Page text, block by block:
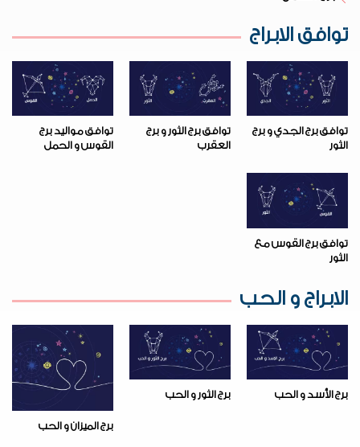
توافق الابراج
توافق برج الجدي و برج
الثور
توافق برج الثور و برج
العقرب
توافق مواليد برج
القوس و الحمل
توافق برج القوس مع
الثور
الابراج و الحب
برج الأسد و الحب برج الثور و الحب
برج الميزان و الحب